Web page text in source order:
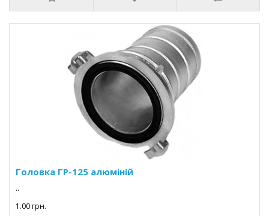
Головка ГР-125 алюміній
..
1.00 грн.